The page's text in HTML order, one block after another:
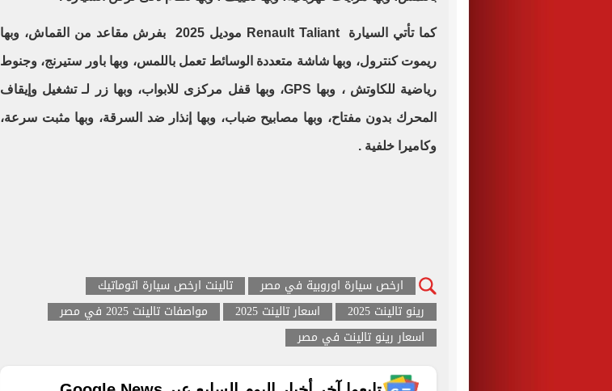
كما تأتي السيارة Renault Taliant موديل 2025 بفرش مقاعد من القماش، وبها
ريموت كنترول، وبها شاشة متعددة الوسائط تعمل باللمس، وبها باور ستيرنج، وجنوط
رياضية للكاوتش ، وبها GPS، وبها قفل مركزى للابواب، وبها زر لـ تشغيل وإيقاف
المحرك بدون مفتاح، وبها مصابيح ضباب، وبها إنذار ضد السرقة، وبها مثبت سرعة،
وكاميرا خلفية .
ارخص سيارة اوروبية في مصر
تالينت ارخص سيارة اتوماتيك
رينو تالينت 2025
اسعار تالينت 2025
مواصفات تالينت 2025 في مصر
اسعار رينو تالينت في مصر